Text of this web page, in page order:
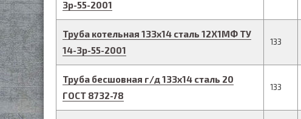
3р-55-2001
Труба котельная 133х14 сталь 12Х1МФ ТУ
14-3р-55-2001
133
Труба бесшовная г/д133х14 сталь 20
ГОСТ 8732-78
133